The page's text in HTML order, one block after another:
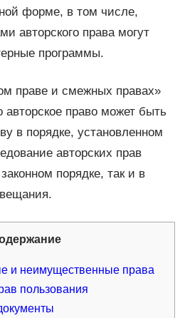
форме, в том числе,
авторского права могут
программы.
праве и смежных правах»
авторское право может быть
в порядке, установленном
авторских прав
порядке, так и в
и неимущественные права
пользования